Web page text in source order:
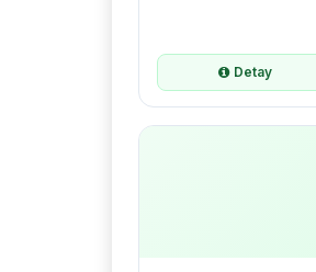
Detay